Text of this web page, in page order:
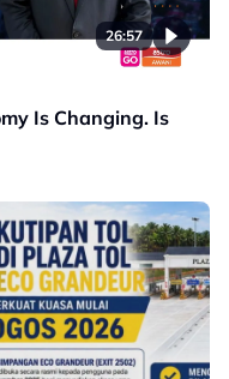
26:57
Is Changing. Is